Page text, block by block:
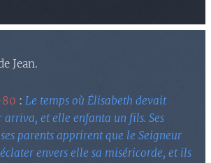
Jean.
: Le temps où Élisabeth devait
arriva, et elle enfanta un fils. Ses
parents apprirent que le Seigneur
envers elle sa miséricorde, et ils